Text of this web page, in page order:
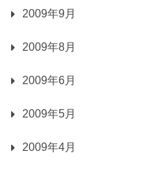
2009年9月
2009年8月
2009年6月
2009年5月
2009年4月